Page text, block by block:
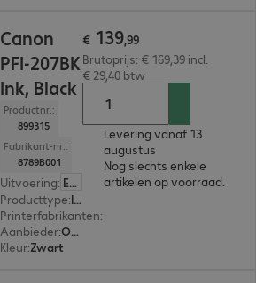
Canon
PFI-207BK
Ink, Black
Productnr.:
899315
Fabrikant-nr.:
8789B001
Uitvoering: Europa
Producttype: Ink
Printerfabrikanten:
Aanbieder:
Origineel
Kleur:Zwart
€ 139,99
Brutoprijs: € 169,39 incl.
€ 29,40 btw
Levering vanaf 13.
augustus
Nog slechts enkele
artikelen op voorraad.